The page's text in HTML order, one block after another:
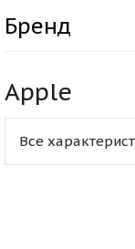
Бренд
Apple
Все